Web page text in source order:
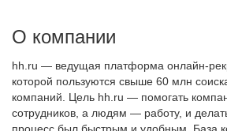
О компании
hh.ru — ведущая платформа онлайн-
которой пользуются свыше 60 млн
компаний. Цель hh.ru — помогать
сотрудников, а людям — работу, и